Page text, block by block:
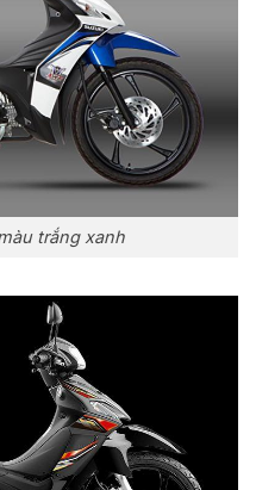
trắng xanh